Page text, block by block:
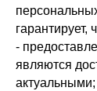
гарантирует,
-
являются
актуальными;